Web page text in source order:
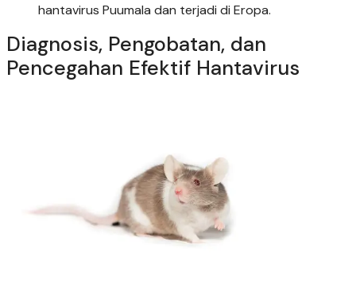
hantavirus Puumala dan terjadi di Eropa.
Diagnosis, Pengobatan, dan
Pencegahan Efektif Hantavirus